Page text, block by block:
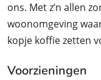
ons. Met z’n allen
woonomgeving
kopje koffie zetten
Voorzieningen